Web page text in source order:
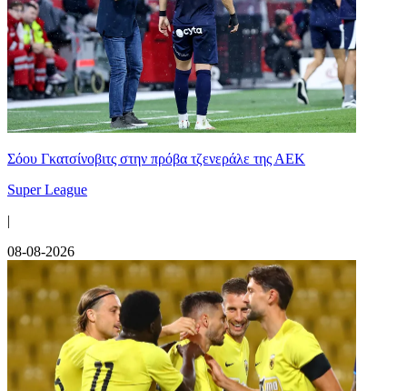
Σόου Γκατσίνοβιτς στην πρόβα τζενεράλε της ΑΕΚ
Super League
|
08-08-2026